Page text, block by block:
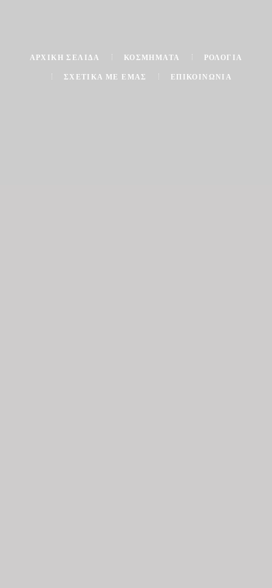
ΑΡΧΙΚΉ ΣΕΛΊΔΑ ΚΟΣΜΉΜΑΤΑ ΡΟΛΌΓΙΑ
ΣΧΕΤΙΚΆ ΜΕ ΕΜΆΣ ΕΠΙΚΟΙΝΩΝΊΑ